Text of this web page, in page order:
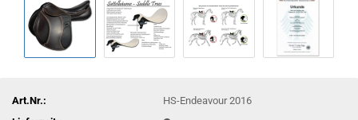
Art.Nr.:
HS-Endeavour 2016